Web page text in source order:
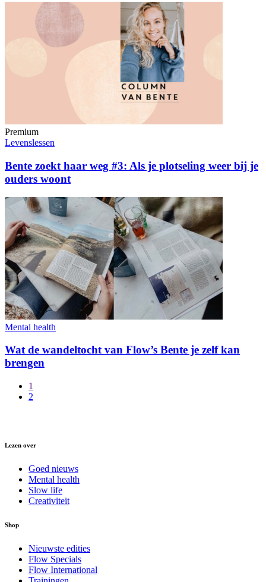
Premium
Levenslessen
Bente zoekt haar weg #3: Als je plotseling weer bij je
ouders woont
Mental health
Wat de wandeltocht van Flow’s Bente je zelf kan
brengen
1
2
Lezen over
Goed nieuws
Mental health
Slow life
Creativiteit
Shop
Nieuwste edities
Flow Specials
Flow International